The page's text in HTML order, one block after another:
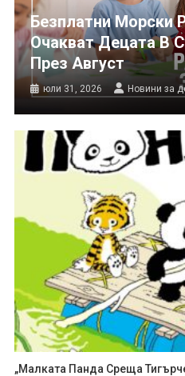
Безплатни Морски
Очакват Децата В
През Август
юли 31, 2026 Новини за
„Малката Панда Среща